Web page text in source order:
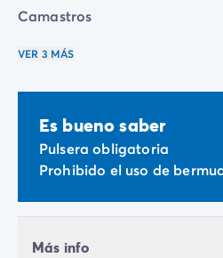
Camastros
VER 3 MÁS
Es bueno saber
Pulsera obligatoria
Prohibido el uso de
Más info